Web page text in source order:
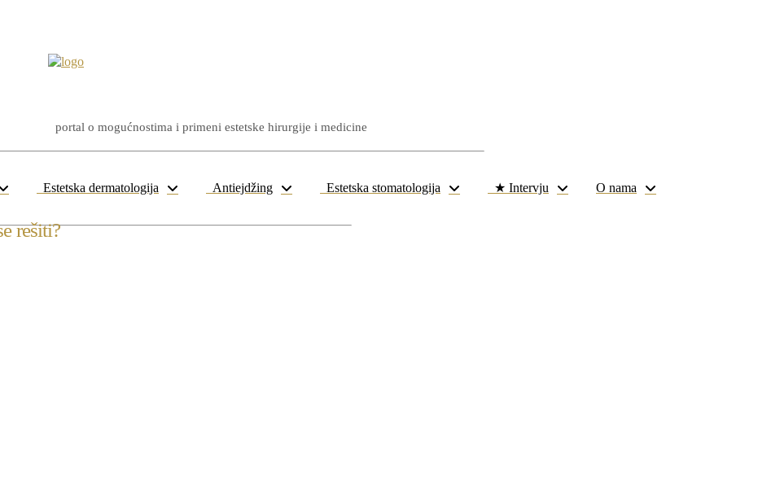
portal o mogućnostima i primeni estetske hirurgije i medicine
Estetska dermatologija Antiejdžing Estetska stomatologija ★ Intervju O nama
rešiti?